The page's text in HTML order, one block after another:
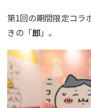
第1回の期間限定コラ
きの「郎」。